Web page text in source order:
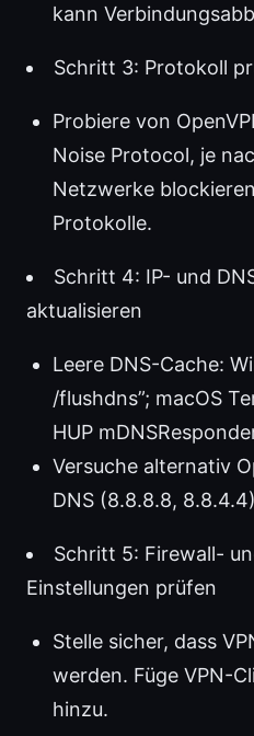
kann
Schritt 3: Protokoll
Probiere von
Noise Protocol, je
Netzwerke
Protokolle.
Schritt 4: IP- und
aktualisieren
Leere DNS-Cache:
/flushdns”; macOS
HUP
Versuche alternativ
DNS (8.8.8.8, 8.8.4.4)
Schritt 5: Firewall-
Einstellungen prüfen
Stelle sicher, dass
werden. Füge VPN-
hinzu.